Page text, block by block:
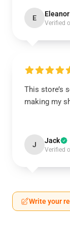
E Eleanor
Verified
This store’s
making my
J Jack
Verified
Write your